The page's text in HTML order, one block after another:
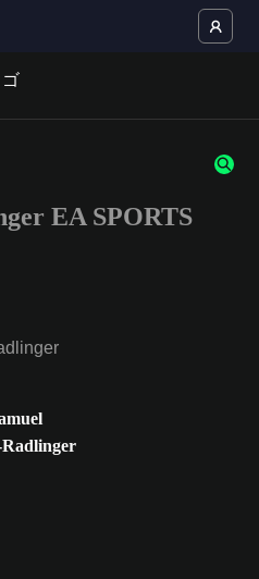
字を入力してください。
EA SPORTS